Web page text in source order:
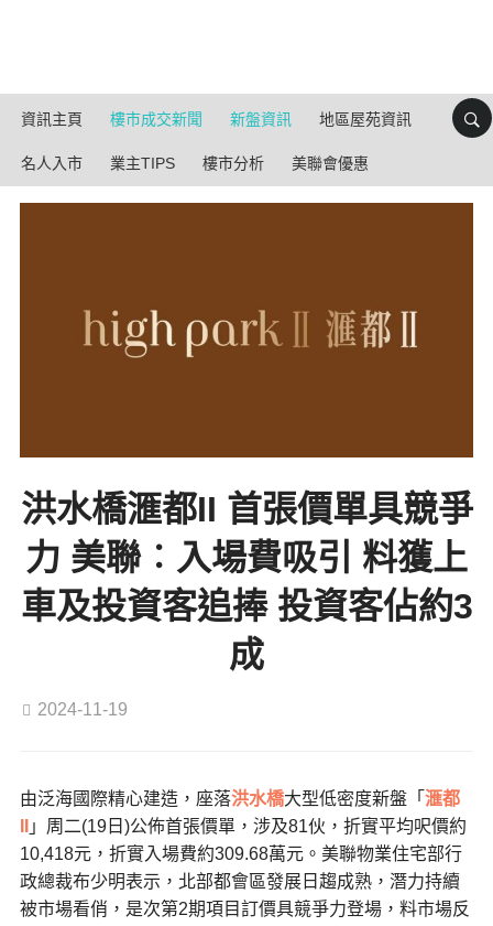
資訊主頁 樓市成交新聞 新盤資訊 地區屋苑資訊
名人入市 業主TIPS 樓市分析 美聯會優惠
洪水橋滙都II 首張價單具競爭
力 美聯︰入場費吸引 料獲上
車及投資客追捧 投資客佔約3
成
2024-11-19
由泛海國際精心建造，座落洪水橋大型低密度新盤「 滙都
」周二(19日)公佈首張價單，涉及81伙，折實平均呎價約
10,418元，折實入場費約309.68萬元。美聯物業住宅部行
政總裁布少明表示，北部都會區發展日趨成熟，潛力持續
被市場看俏，是次第2期項目訂價具競爭力登場，料市場反